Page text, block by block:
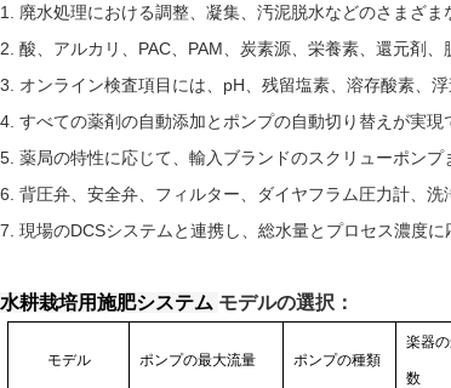
1. 廃水処理における調整、凝集、汚泥脱水などのさまざま
2. 酸、アルカリ、PAC、PAM、炭素源、栄養素、還元剤
3. オンライン検査項目には、pH、残留塩素、溶存酸素、
4. すべての薬剤の自動添加とポンプの自動切り替えが実現
5. 薬局の特性に応じて、輸入ブランドのスクリューポン
6. 背圧弁、安全弁、フィルター、ダイヤフラム圧力計、
7. 現場のDCSシステムと連携し、総水量とプロセス濃度に
水耕栽培用施肥システム モデルの選択：
モデル ポンプの最大流量 ポンプの種類
楽器
数